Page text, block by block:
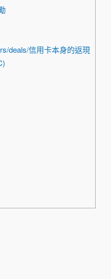
deals/信用卡本身的返現